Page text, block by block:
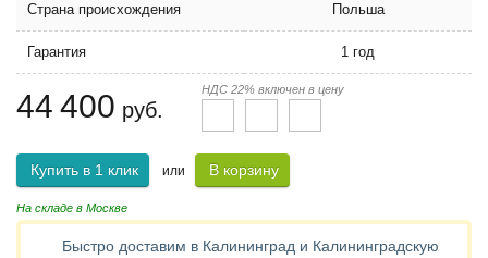
Страна происхождения Польша
Гарантия 1 год
44 400 руб.
НДС 22% включен в цену
Купить в 1 клик или В корзину
На складе в Москве
Быстро доставим в Калининград и Калининградскую